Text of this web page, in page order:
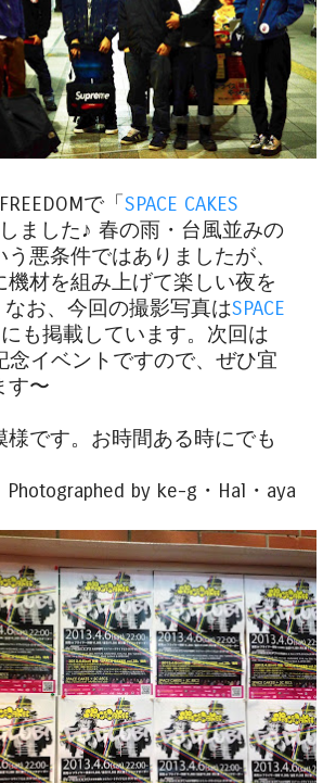
で「 SPACE CAKES
ました♪ 春の雨・台風並みの
悪条件ではありましたが、
機材を組み上げて楽しい夜を
お、今回の撮影写真はSPACE
も掲載しています。次回は
念イベントですので、ぜひ宜
す〜
様です。お時間ある時にでも
Photographed by ke-g・Hal・aya